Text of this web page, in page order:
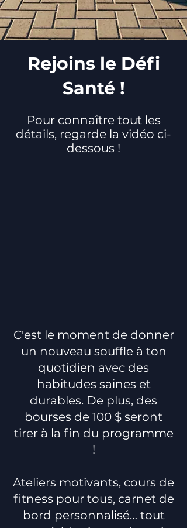
Rejoins le Défi
Santé !
Pour connaîtretout les
détails, regarde la vidéo ci-
dessous !
C'est le moment de donner
un nouveau souffle à ton
quotidien avec des
habitudes saines et
durables. De plus, des
bourses de 100 $ seront
tirer à la fin du programme
!
Ateliers motivants, cours de
fitness pour tous, carnet de
bord personnalisé… tout